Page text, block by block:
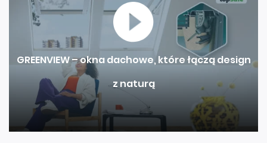
GREENVIEW – okna dachowe, które łączą design
z naturą